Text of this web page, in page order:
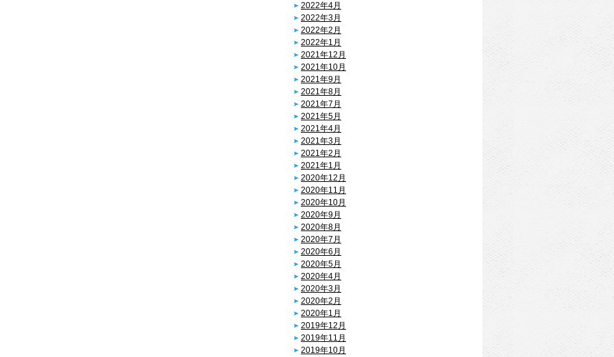
2022年4月
2022年3月
2022年2月
2022年1月
2021年12月
2021年10月
2021年9月
2021年8月
2021年7月
2021年5月
2021年4月
2021年3月
2021年2月
2021年1月
2020年12月
2020年11月
2020年10月
2020年9月
2020年8月
2020年7月
2020年6月
2020年5月
2020年4月
2020年3月
2020年2月
2020年1月
2019年12月
2019年11月
2019年10月